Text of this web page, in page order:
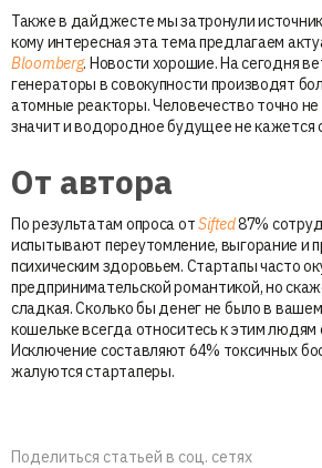
Также в дайджесте мы затронули
кому интересная эта тема предлагаем
Bloomberg. Новости хорошие. На сегодня
генераторы в совокупности производят
атомные реакторы. Человечество точно не
значит и водородное будущее не кажется
От автора
По результатам опроса отSifted87%
испытывают переутомление, выгорание и
психическим здоровьем. Стартапы часто
предпринимательской романтикой, но
сладкая. Сколько бы денег не было в
кошельке всегда относитесь к этим людям
Исключение составляют 64% токсичных
жалуются стартаперы.
Поделиться статьей в соц. сетях